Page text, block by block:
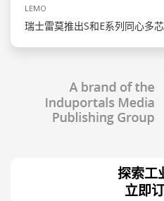
LEMO
瑞士雷莫推出S和E系列同心多
探索工
立即订